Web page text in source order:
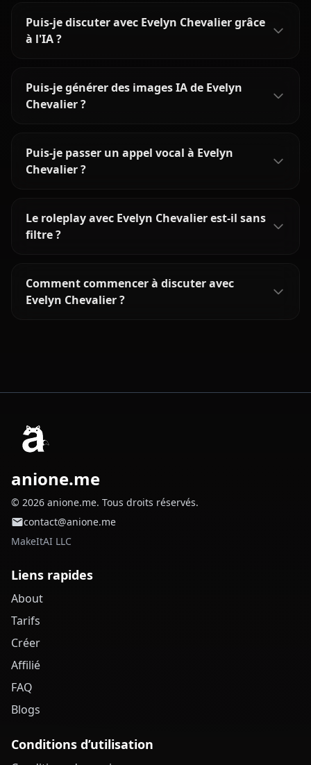
Puis-je discuter avec Evelyn Chevalier grâce
à l'IA ?
Puis-je générer des images IA de Evelyn
Chevalier ?
Puis-je passer un appel vocal à Evelyn
Chevalier ?
Le roleplay avec Evelyn Chevalier est-il sans
filtre ?
Comment commencer à discuter avec
Evelyn Chevalier ?
anione.me
© 2026 anione.me. Tous droits réservés.
contact@anione.me
MakeItAI LLC
Liens rapides
About
Tarifs
Créer
Affilié
FAQ
Blogs
Conditions d’utilisation